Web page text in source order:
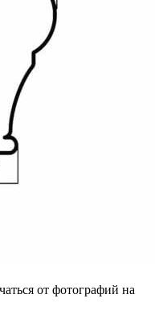
от фотографий на